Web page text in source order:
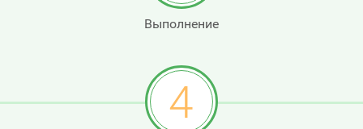
Выполнение
4